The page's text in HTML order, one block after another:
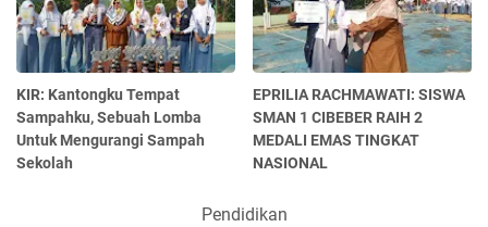
KIR: Kantongku Tempat
Sampahku, Sebuah Lomba
Untuk Mengurangi Sampah
Sekolah
EPRILIA RACHMAWATI: SISWA
SMAN 1 CIBEBER RAIH 2
MEDALI EMAS TINGKAT
NASIONAL
Pendidikan